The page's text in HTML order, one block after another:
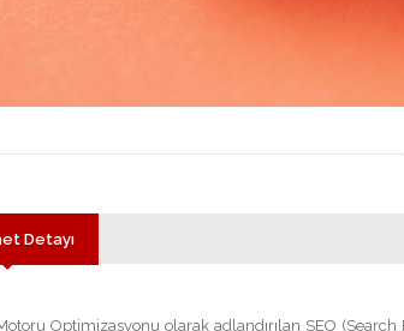
Detayı
Optimizasyonu olarak adlandırılan SEO